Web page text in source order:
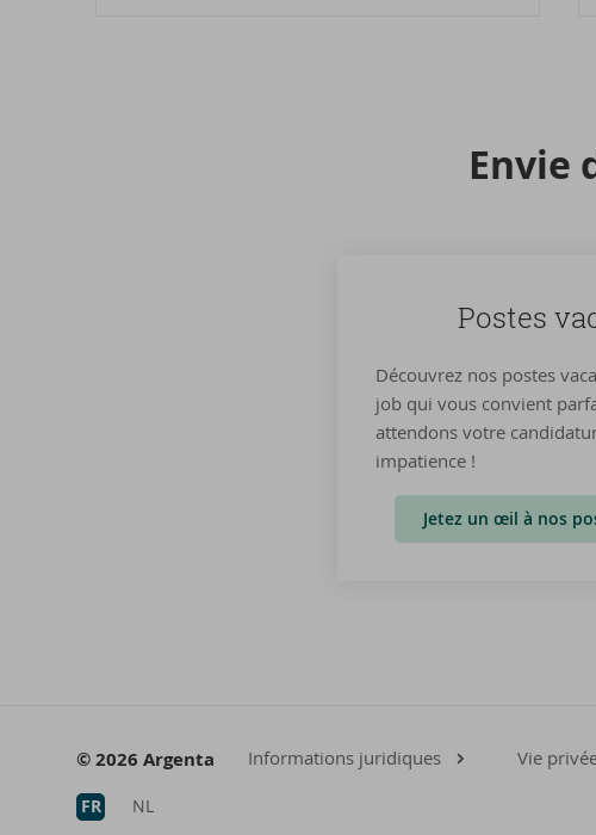
Envie
Postes
Découvrez nos postes
job qui vous convient
attendons votre
impatience !
Jetez un œil à nos
© 2026 Argenta Informations juridiques Vie
FR NL